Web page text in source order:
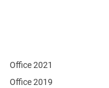
Office 2021
Office 2019